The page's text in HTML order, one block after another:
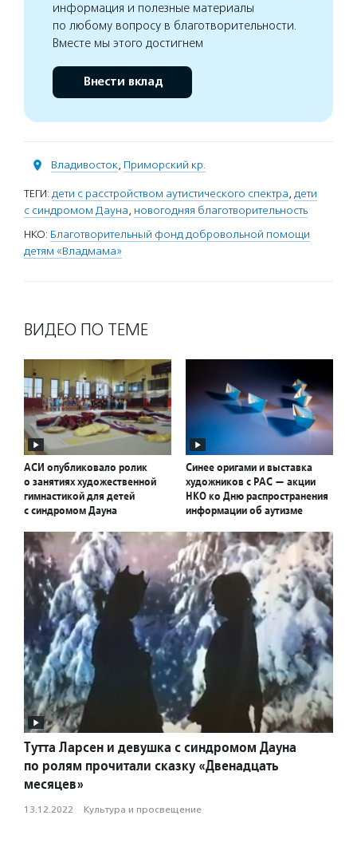
информация и полезные материалы
по любому вопросу в благотворительности.
Вместе мы этого достигнем
Внести вклад
Владивосток, Приморский кр.
ТЕГИ: дети с расстройством аутистического спектра, дети
с синдромом Дауна, новогодняя благотворительность
НКО: Благотворительный фонд добровольной помощи
детям «Владмама»
ВИДЕО ПО ТЕМЕ
АСИ опубликовало ролик
о занятиях художественной
гимнастикой для детей
с синдромом Дауна
Синее оригами и выставка
художников с РАС — акции
НКО ко Дню распространения
информации об аутизме
Тутта Ларсен и девушка с синдромом Дауна
по ролям прочитали сказку «Двенадцать
месяцев»
13.12.2022 · Культура и просвещение